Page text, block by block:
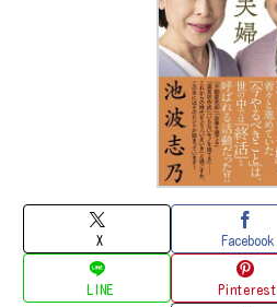
X Facebook
LINE Pinterest